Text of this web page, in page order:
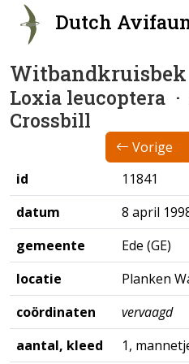
Dutch
Witbandkruisbek
Loxia leucoptera
Crossbill
Vorige
id
11841
datum
8 april
gemeente
Ede (GE)
locatie
Planken
coördinaten
vervaagd
aantal, kleed
1,